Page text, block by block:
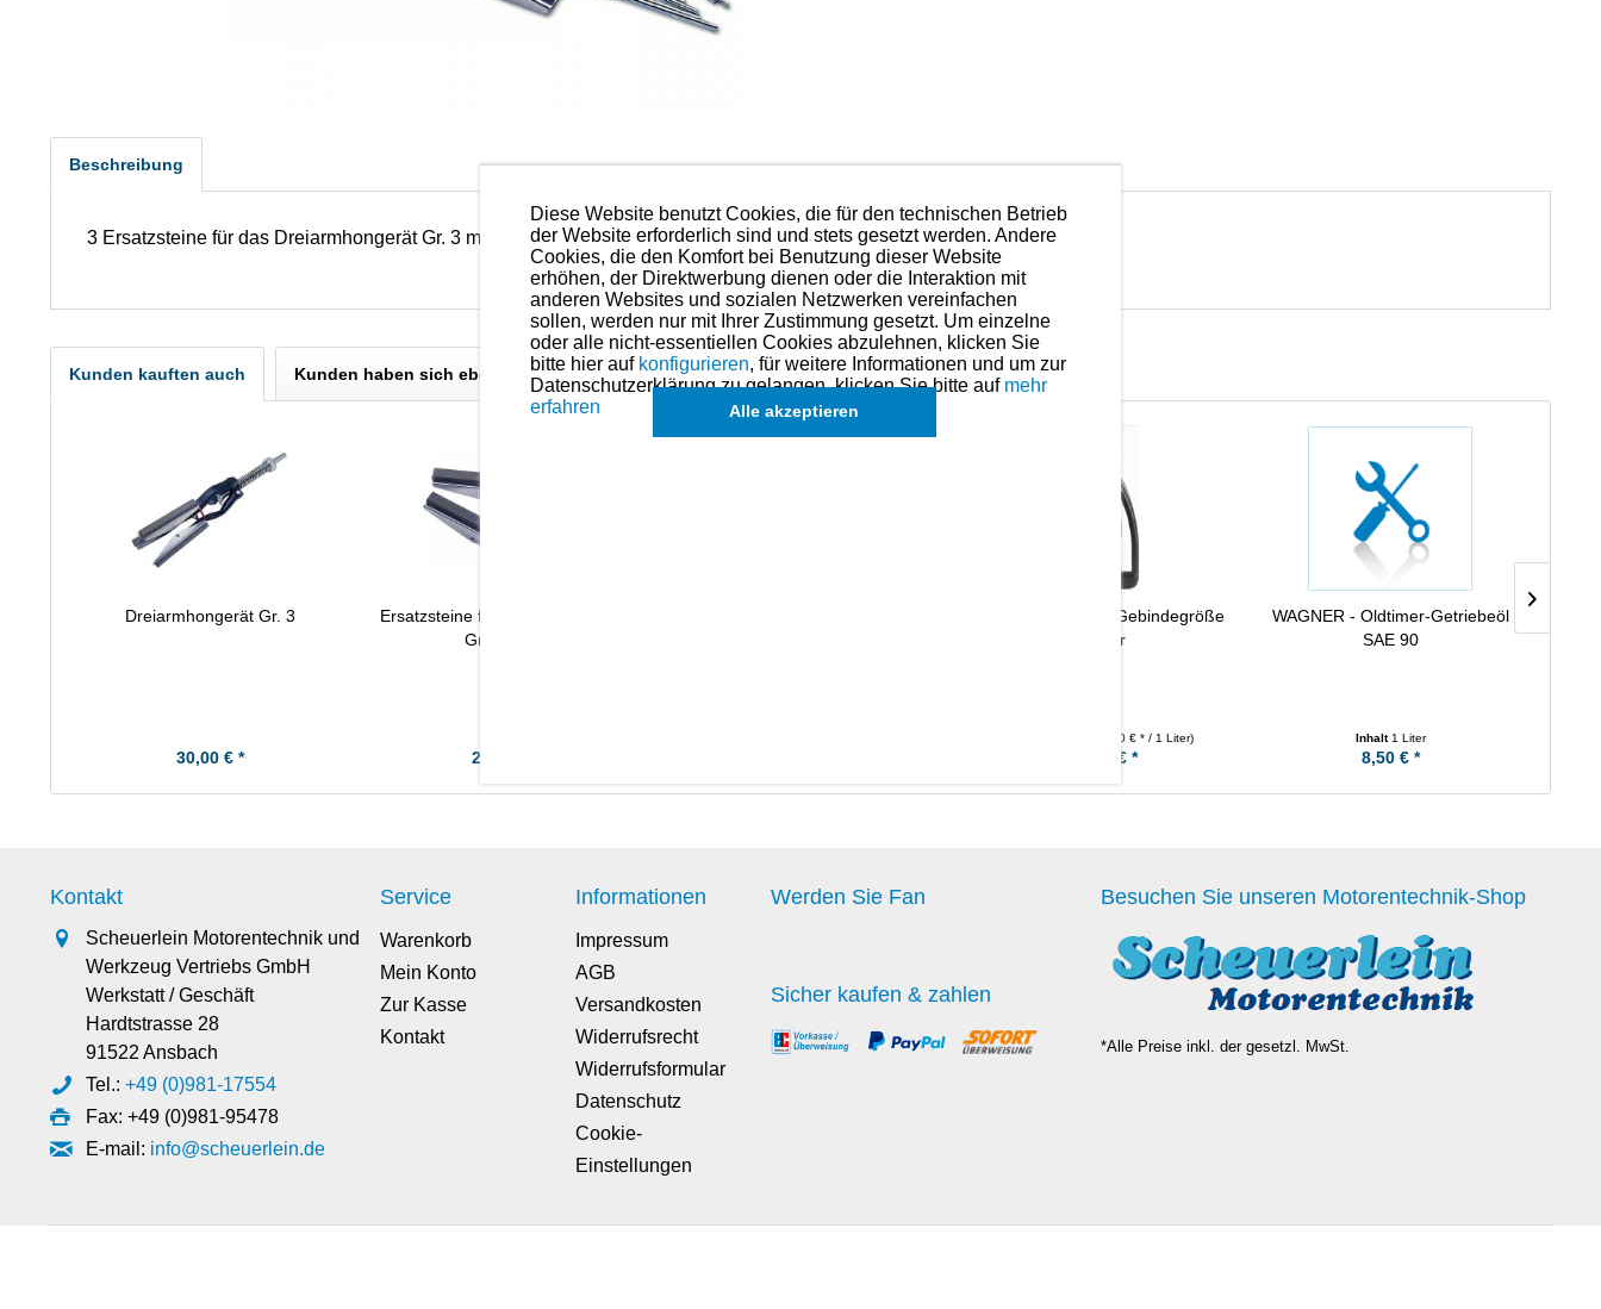
Beschreibung
3 Ersatzsteine für das Dreiarmhongerät Gr. 3 mit grober Körnung.
Kunden kauften auch Kunden haben sich ebenfalls angesehen
Dreiarmhongerät Gr. 3
30,00 € *
Ersatzsteine für Dreiarmhongerät
Gr. 3 (fein)
25,00 € *
Honöl im Kanister - Gebindegröße
wählbar
(32,00 € * / 1 Liter)
ab 8,00 € *
WAGNER - Oldtimer-Getriebeöl
SAE 90
Inhalt 1 Liter
8,50 € *
Kontakt
Scheuerlein Motorentechnik und
Werkzeug Vertriebs GmbH
Werkstatt / Geschäft
Hardtstrasse 28
91522 Ansbach
Tel.: +49 (0)981-17554
Fax: +49 (0)981-95478
E-mail: info@scheuerlein.de
Service
Warenkorb
Mein Konto
Zur Kasse
Kontakt
Informationen
Impressum
AGB
Versandkosten
Widerrufsrecht
Widerrufsformular
Datenschutz
Cookie-
Einstellungen
Werden Sie Fan
Sicher kaufen & zahlen
Besuchen Sie unseren Motorentechnik-Shop
*Alle Preise inkl. der gesetzl. MwSt.
Diese Website benutzt Cookies, die für den technischen Betrieb
der Website erforderlich sind und stets gesetzt werden. Andere
Cookies, die den Komfort bei Benutzung dieser Website
erhöhen, der Direktwerbung dienen oder die Interaktion mit
anderen Websites und sozialen Netzwerken vereinfachen
sollen, werden nur mit Ihrer Zustimmung gesetzt. Um einzelne
oder alle nicht-essentiellen Cookies abzulehnen, klicken Sie
bitte hier auf konfigurieren, für weitere Informationen und um zur
Datenschutzerklärung zu gelangen, klicken Sie bitte auf mehr
erfahren
Alle akzeptieren